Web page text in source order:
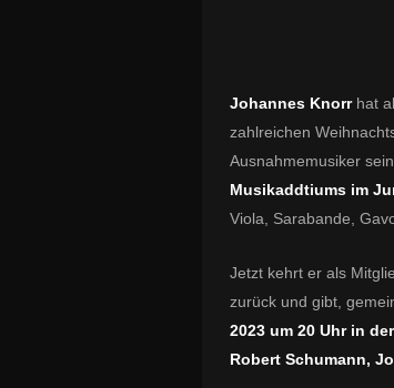
Johannes Knorr hat
zahlreichen
Ausnahmemusiker
Musikaddtiums im
Viola, Sarabande,
Jetzt kehrt er als
zurück und gibt,
2023 um 20 Uhrin der
Robert Schumann,